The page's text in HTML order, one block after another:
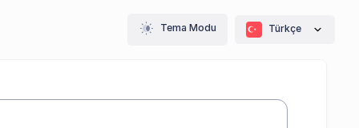
Tema Modu Türkçe